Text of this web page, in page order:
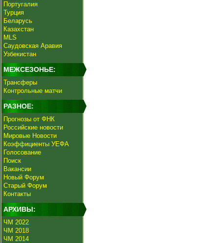
Португалия
Турция
Беларусь
Казахстан
MLS
Саудовская Аравия
Узбекистан
МЕЖСЕЗОНЬЕ:
Трансферы
Контрольные матчи
РАЗНОЕ:
Прогнозы от ФНК
Российские новости
Мировые Новости
Коэффициенты УЕФА
Голосование
Поиск
Вакансии
Новый Форум
Старый Форум
Контакты
АРХИВЫ:
ЧМ 2022
ЧМ 2018
ЧМ 2014